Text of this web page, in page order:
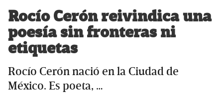
Rocío Cerón reivindica una
poesía sin fronteras ni
etiquetas
Rocío Cerón nació en la Ciudad de
México. Es poeta, …